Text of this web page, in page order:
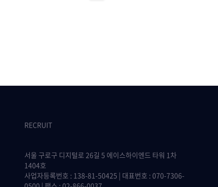
RECRUIT
서울 구로구 디지털로 26길 5 에이스하이엔드 타워 1차
1404호
사업자등록번호 : 138-81-50425 | 대표번호 : 070-7306-